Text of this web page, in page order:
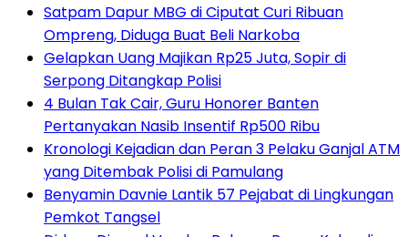
Satpam Dapur MBG di Ciputat Curi Ribuan
Ompreng, Diduga Buat Beli Narkoba
Gelapkan Uang Majikan Rp25 Juta, Sopir di
Serpong Ditangkap Polisi
4 Bulan Tak Cair, Guru Honorer Banten
Pertanyakan Nasib Insentif Rp500 Ribu
Kronologi Kejadian dan Peran 3 Pelaku Ganjal ATM
yang Ditembak Polisi di Pamulang
Benyamin Davnie Lantik 57 Pejabat di Lingkungan
Pemkot Tangsel